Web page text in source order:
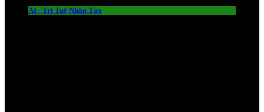
AI - Trí Tuệ Nhân Tạo